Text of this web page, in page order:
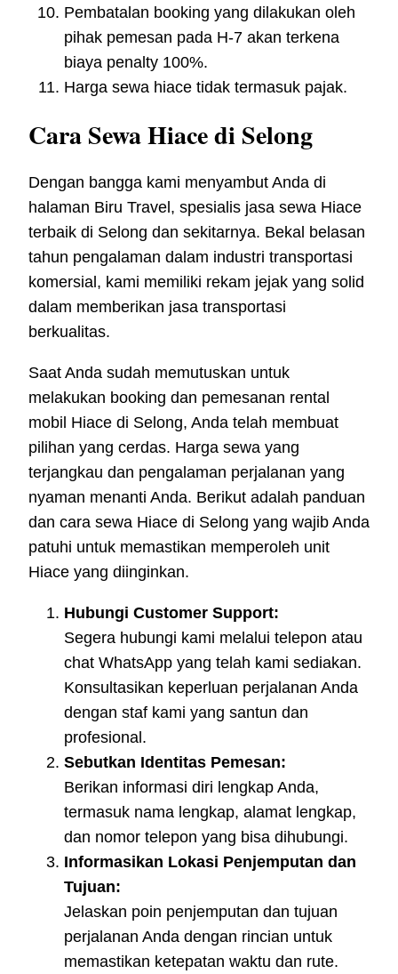
Pembatalan booking yang dilakukan oleh
pihak pemesan pada H-7 akan terkena
biaya penalty 100%.
Harga sewa hiace tidak termasuk pajak.
Cara Sewa Hiace di Selong
Dengan bangga kami menyambut Anda di
halaman Biru Travel, spesialis jasa sewa Hiace
terbaik di Selong dan sekitarnya. Bekal belasan
tahun pengalaman dalam industri transportasi
komersial, kami memiliki rekam jejak yang solid
dalam memberikan jasa transportasi
berkualitas.
Saat Anda sudah memutuskan untuk
melakukan booking dan pemesanan rental
mobil Hiace di Selong, Anda telah membuat
pilihan yang cerdas. Harga sewa yang
terjangkau dan pengalaman perjalanan yang
nyaman menanti Anda. Berikut adalah panduan
dan cara sewa Hiace di Selong yang wajib Anda
patuhi untuk memastikan memperoleh unit
Hiace yang diinginkan.
Hubungi Customer Support:
Segera hubungi kami melalui telepon atau
chat WhatsApp yang telah kami sediakan.
Konsultasikan keperluan perjalanan Anda
dengan staf kami yang santun dan
profesional.
Sebutkan Identitas Pemesan:
Berikan informasi diri lengkap Anda,
termasuk nama lengkap, alamat lengkap,
dan nomor telepon yang bisa dihubungi.
Informasikan Lokasi Penjemputan dan
Tujuan:
Jelaskan poin penjemputan dan tujuan
perjalanan Anda dengan rincian untuk
memastikan ketepatan waktu dan rute.